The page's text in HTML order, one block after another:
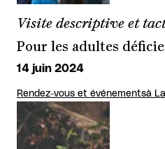
Visite descriptive et
Pour les adultes
14 juin 2024
Rendez-vous et événementsà